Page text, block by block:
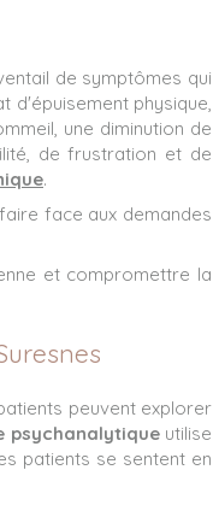
de symptômes qui
physique,
une diminution de
de frustration et de
.
face aux demandes
et compromettre la
peuvent explorer
psychanalytiqueutilise
patients se sentent en